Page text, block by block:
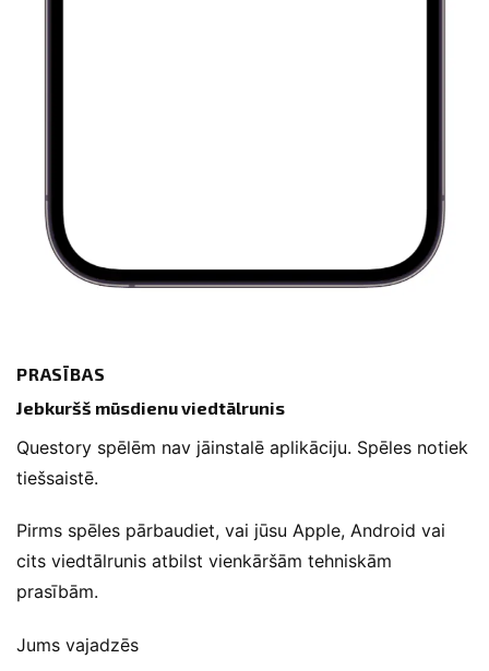
PRASĪBAS
Jebkuršš mūsdienu viedtālrunis
Questory spēlēm nav jāinstalē aplikāciju. Spēles notiek
tiešsaistē.
Pirms spēles pārbaudiet, vai jūsu Apple, Android vai
cits viedtālrunis atbilst vienkāršām tehniskām
prasībām.
Jums vajadzēs